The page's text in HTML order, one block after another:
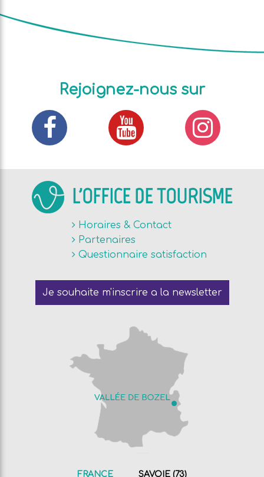
Rejoignez-nous sur
L'OFFICE DE TOURISME
Horaires & Contact
Partenaires
Questionnaire satisfaction
Je souhaite m'inscrire a la newsletter
FRANCE SAVOIE (73)